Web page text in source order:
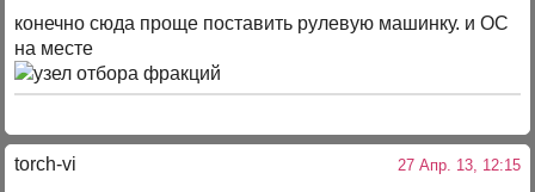
конечно сюда проще поставить рулевую машинку. и ОС
на месте
torch-vi 27 Апр. 13, 12:15